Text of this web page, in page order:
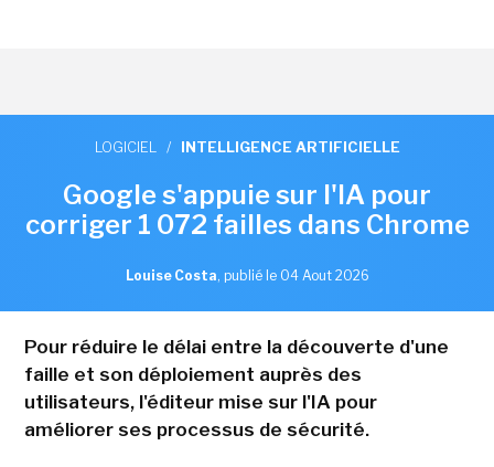
LOGICIEL / INTELLIGENCE ARTIFICIELLE
Google s'appuie sur l'IA pour
corriger 1 072 failles dans Chrome
Louise Costa, publié le 04 Aout 2026
Pour réduire le délai entre la découverte d'une
faille et son déploiement auprès des
utilisateurs, l'éditeur mise sur l'IA pour
améliorer ses processus de sécurité.